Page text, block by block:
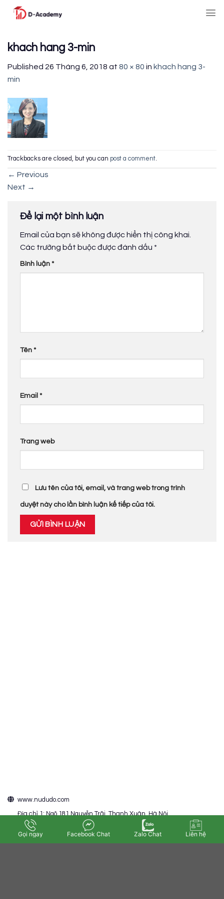
khach hang 3-min
Published 26 Tháng 6, 2018 at 80 × 80 in khach hang 3-
min
Trackbacks are closed, but you can post a comment
← Previous
Next →
Để lại một bình luận
Email của bạn sẽ không được hiển thị công khai.
Các trường bắt buộc được đánh dấu *
Bình luận *
Tên *
Email *
Trang web
Lưu tên của tôi, email, và trang web trong trình
duyệt này cho lần bình luận kế tiếp của tôi.
www.nududo.com
Địa chỉ 1: Ngõ 181 Nguyễn Trãi, Thanh Xuân, Hà Nội
Địa chỉ 2: Trung Nguyên, Yên Lạc, Vĩnh Phúc
+84 372 095 129
Gọi ngay Facebook Chat Zalo Chat Liên hệ